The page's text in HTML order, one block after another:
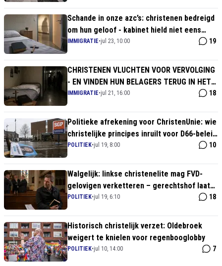
Schande in onze azc’s: christenen bedreigd
om hun geloof - kabinet hield niet eens
cijfers bij
IMMIGRATIE•jul 23, 10:00 19
CHRISTENEN VLUCHTEN VOOR VERVOLGING
- EN VINDEN HUN BELAGERS TERUG IN HET
NEDERLANDSE AZC
IMMIGRATIE•jul 21, 16:00 18
Politieke afrekening voor ChristenUnie: wie
christelijke principes inruilt voor D66-beleid
verliest zijn achterban
POLITIEK•jul 19, 8:00 10
Walgelijk: linkse christenelite mag FVD-
gelovigen verketteren – gerechtshof laat
morele uitsluiting gewoon staan
POLITIEK•jul 19, 6:10 18
Historisch christelijk verzet: Oldebroek
weigert te knielen voor regenbooglobby
POLITIEK•jul 10, 14:00 7